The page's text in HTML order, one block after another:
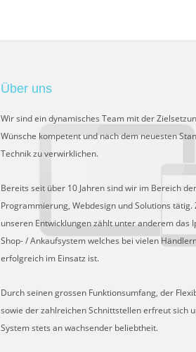
Über uns
Wir sind ein dynamisches Team mit der
Wünsche kompetent und nach dem neuesten
Technik zu verwirklichen.
Bereits seit über 10 Jahren sind wir im Bereich der
Programmierung, Webdesign und Solutions tätig.
unseren Entwicklungen zählt unter anderem das
Shop- / Ankaufsystem welches bei vielen
erfolgreich im Einsatz ist.
Durch seinen grossen Funktionsumfang, der
sowie der zahlreichen Schnittstellen erfreut sich
System stets an wachsender beliebtheit.